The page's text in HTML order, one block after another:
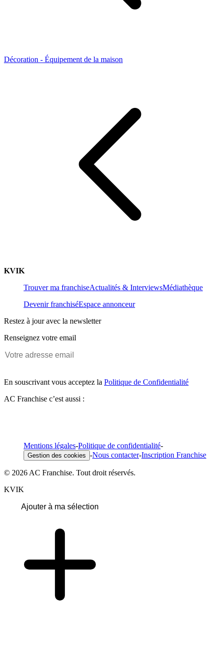
Décoration - Équipement de la maison
KVIK
Trouver ma franchiseActualités & InterviewsMédiathèque
Devenir franchiséEspace annonceur
Restez à jour avec la newsletter
Renseignez votre email
En souscrivant vous acceptez la Politique de Confidentialité
AC Franchise c’est aussi :
Mentions légales-Politique de confidentialité-
Gestion des cookies -Nous contacter-Inscription Franchise
© 2026 AC Franchise. Tout droit réservés.
KVIK
Ajouter à ma sélection